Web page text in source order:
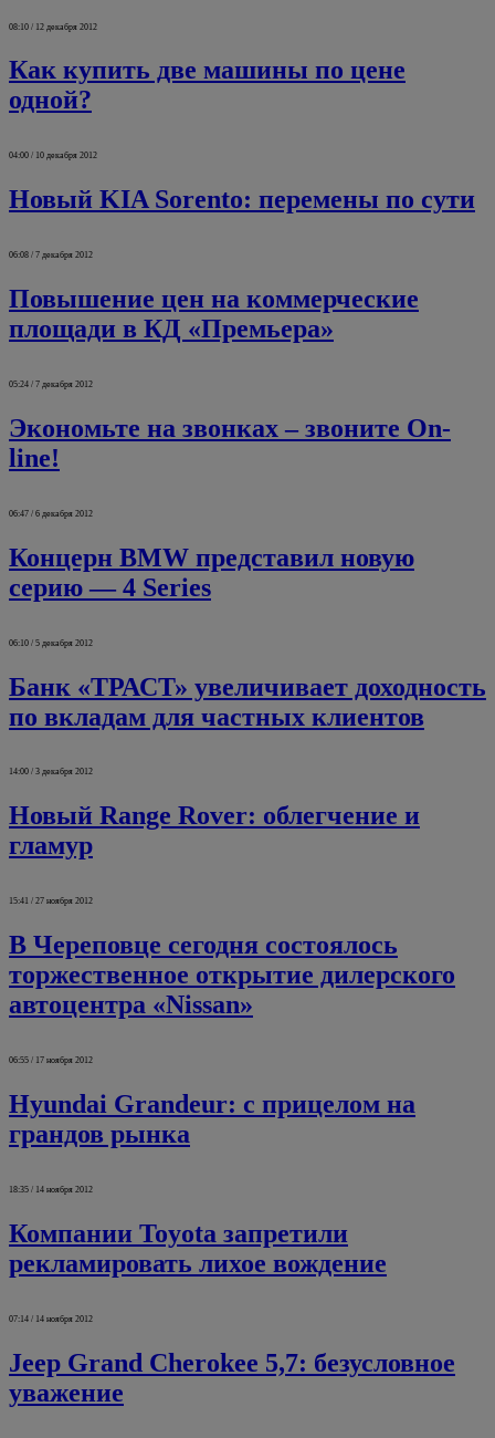
08:10 / 12 декабря 2012
Как купить две машины по цене
одной?
04:00 / 10 декабря 2012
Новый KIA Sorento: перемены по сути
06:08 / 7 декабря 2012
Повышение цен на коммерческие
площади в КД «Премьера»
05:24 / 7 декабря 2012
Экономьте на звонках – звоните On-
line!
06:47 / 6 декабря 2012
Концерн BMW представил новую
серию — 4 Series
06:10 / 5 декабря 2012
Банк «ТРАСТ» увеличивает доходность
по вкладам для частных клиентов
14:00 / 3 декабря 2012
Новый Range Rover: облегчение и
гламур
15:41 / 27 ноября 2012
В Череповце сегодня состоялось
торжественное открытие дилерского
автоцентра «Nissan»
06:55 / 17 ноября 2012
Hyundai Grandeur: c прицелом на
грандов рынка
18:35 / 14 ноября 2012
Компании Toyota запретили
рекламировать лихое вождение
07:14 / 14 ноября 2012
Jeep Grand Cherokee 5,7: безусловное
уважение